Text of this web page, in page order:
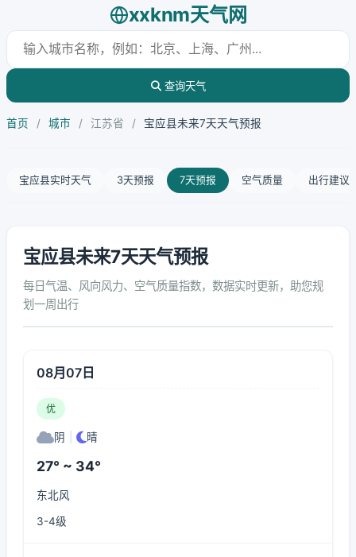
xxknm天气网
查询天气
首页 / 城市 / 江苏省 / 宝应县未来7天天气预报
宝应县实时天气 3天预报 7天预报 空气质量 出行建议
宝应县未来7天天气预报
每日气温、风向风力、空气质量指数，数据实时更新，助您规
划一周出行
08月07日
优
阴 晴
27° ~ 34°
东北风
3-4级